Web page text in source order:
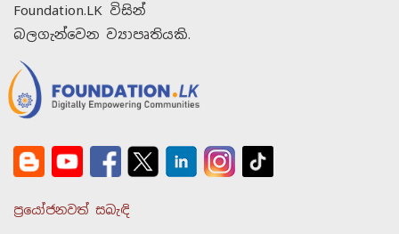
Foundation.LK විසින්
බලගැන්වෙන ව්‍යාපෘතියකි.
ප්‍රයෝජනවත් සබැඳි